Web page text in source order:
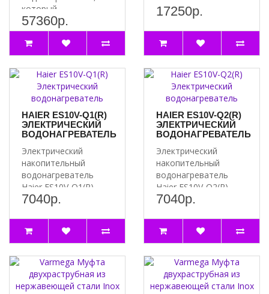
который
обеспечивает
быстрый и
эффективный на..
57360р.
надежное решение
17250р.
HAIER ES10V-Q1(R)
ЭЛЕКТРИЧЕСКИЙ
ВОДОНАГРЕВАТЕЛЬ
Электрический
накопительный
водонагреватель
Haier ES10V-Q1(R) –
надежное решение
7040р.
HAIER ES10V-Q2(R)
ЭЛЕКТРИЧЕСКИЙ
ВОДОНАГРЕВАТЕЛЬ
Электрический
накопительный
водонагреватель
Haier ES10V-Q2(R) –
надежное и
решение..
7040р.